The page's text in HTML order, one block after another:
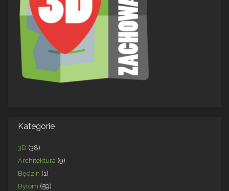
Kategorie
3D (38)
Architektura (9)
Będzin (1)
Bytom (59)